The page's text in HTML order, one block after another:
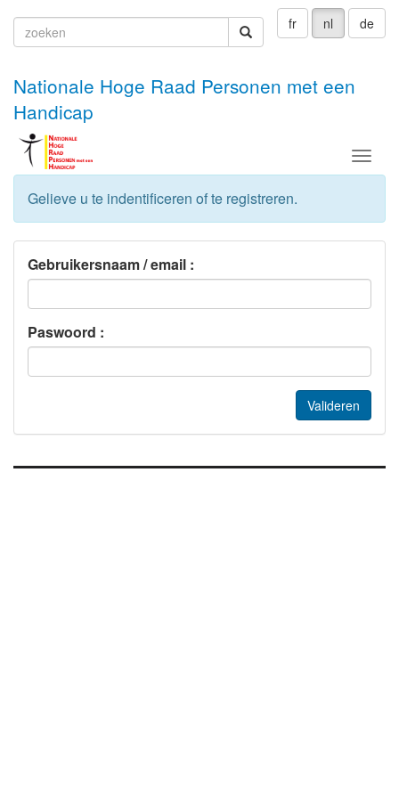
fr nl de
zoeken
Nationale Hoge Raad Personen met een
Handicap
Menu
Gelieve u te indentificeren of te registreren.
Gebruikersnaam / email :
Paswoord :